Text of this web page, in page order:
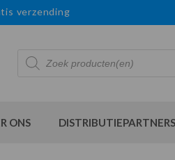
verzending
Producten
zoeken
ONS DISTRIBUTIEPARTNERS